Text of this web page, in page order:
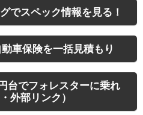
でスペック情報を見る！
車保険を一括見積もり
台でフォレスターに乗れ
外部リンク）